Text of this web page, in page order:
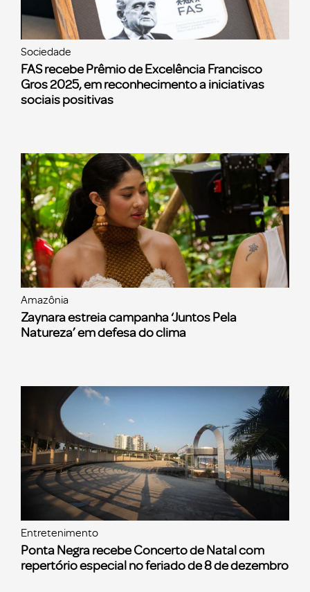
Sociedade
FAS recebe Prêmio de Excelência Francisco
Gros 2025, em reconhecimento a iniciativas
sociais positivas
Amazônia
Zaynara estreia campanha ‘Juntos Pela
Natureza’ em defesa do clima
Entretenimento
Ponta Negra recebe Concerto de Natal com
repertório especial no feriado de 8 de dezembro